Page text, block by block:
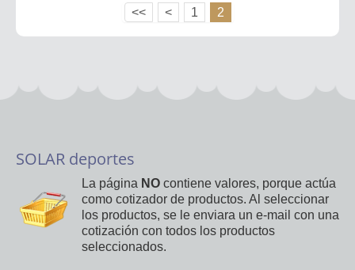
<< < 1 2
SOLAR deportes
La página NO contiene valores, porque actúa
como cotizador de productos. Al seleccionar
los productos, se le enviara un e-mail con una
cotización con todos los productos
seleccionados.